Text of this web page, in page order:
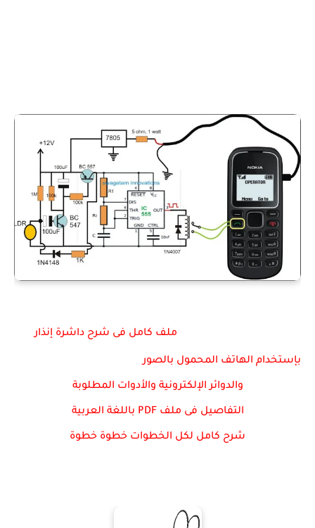
ملف كامل فى شرح داشرة إنذار
بإستخدام الهاتف المحمول بالصور
والدوائر الإلكترونية والأدوات المطلوبة
التفاصيل فى ملف PDF باللغة العربية
شرح كامل لكل الخطوات خطوة خطوة